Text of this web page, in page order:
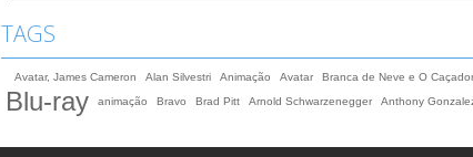
TAGS
Avatar, James Cameron Alan Silvestri Animação Avatar Branca de Neve e O Caçador
Blu-ray animação Bravo Brad Pitt Arnold Schwarzenegger Anthony